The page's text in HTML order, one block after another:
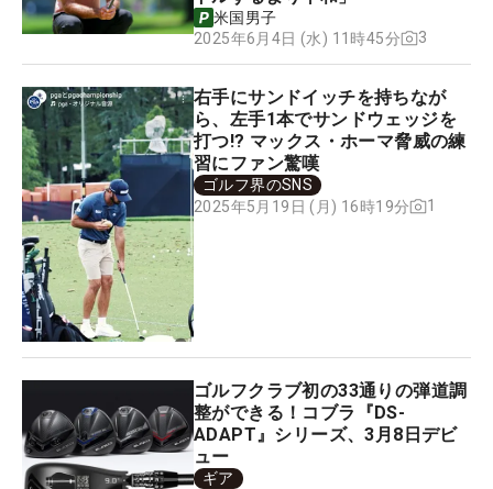
米国男子
2025年6月4日 (水) 11時45分
3
右手にサンドイッチを持ちなが
ら、左手1本でサンドウェッジを
打つ!? マックス・ホーマ脅威の練
習にファン驚嘆
ゴルフ界のSNS
2025年5月19日 (月) 16時19分
1
ゴルフクラブ初の33通りの弾道調
整ができる！コブラ『DS-
ADAPT』シリーズ、3月8日デビ
ュー
ギア